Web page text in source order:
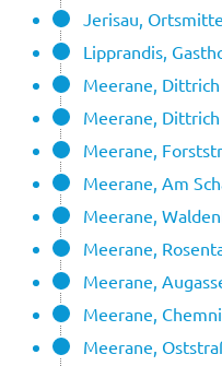
Jerisau, Ortsmitte
Lipprandis,
Meerane,
Meerane,
Meerane,
Meerane, Am
Meerane,
Meerane,
Meerane,
Meerane,
Meerane,